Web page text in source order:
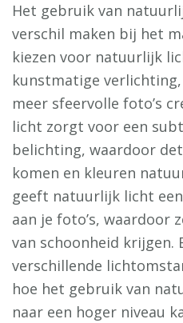
Het gebruik van
verschil maken bij het
kiezen voor natuurlijk
kunstmatige
meer sfeervolle foto’s
licht zorgt voor een
belichting, waardoor
komen en kleuren
geeft natuurlijk licht
aan je foto’s, waardoor
van schoonheid krijgen.
verschillende
hoe het gebruik van
naar een hoger niveau